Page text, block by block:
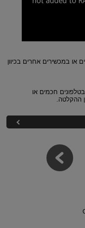
או במכשירים אחרים בכיוון
חכמים או
ההקלטה.